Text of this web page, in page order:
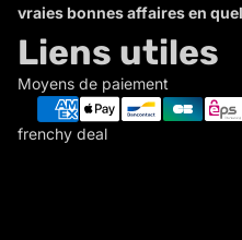
vraies bonnes affaires en
Liens utiles
Moyens de paiement
frenchy deal